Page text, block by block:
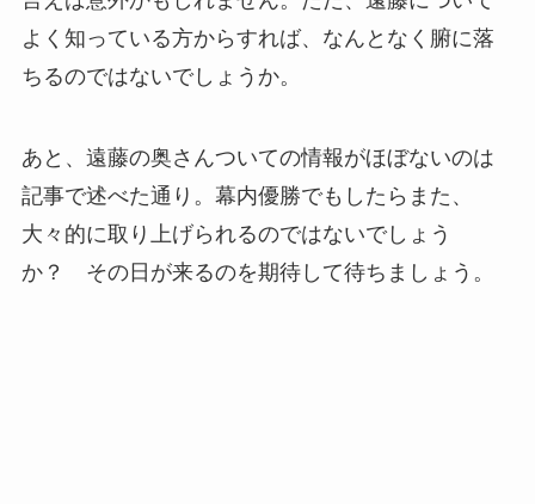
よく知っている方からすれば、なんとなく腑に落
ちるのではないでしょうか。
あと、遠藤の奥さんついての情報がほぼないのは
記事で述べた通り。幕内優勝でもしたらまた、
大々的に取り上げられるのではないでしょう
か？ その日が来るのを期待して待ちましょう。